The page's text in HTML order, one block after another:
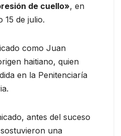
de cuello», en
15 de julio.
como Juan
haitiano, quien
en la Penitenciaría
antes del suceso
una